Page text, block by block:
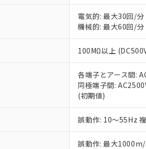
電気的: 最大30回/分
機械的: 最大60回/分
100MΩ以上
各端子とアース間:
同極端子間:
(初期値)
誤動作: 10～55Hz
誤動作: 最大
EU RoHS指令
51物質の非含有
※本証明書は発
また、RoHS指
混在することか
既に当社にて対
り割愛しており